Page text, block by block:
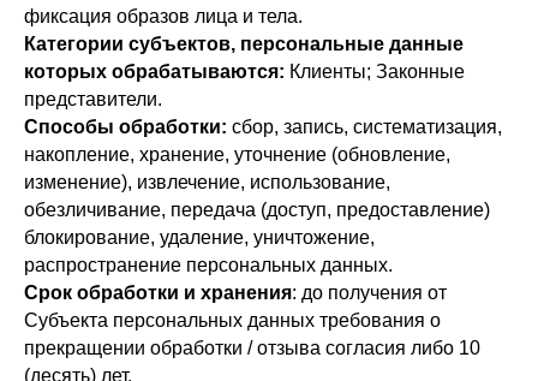
фиксация образов лица и тела.
Категории субъектов, персональные данные
которых обрабатываются: Клиенты; Законные
представители.
Способы обработки: сбор, запись, систематизация,
накопление, хранение, уточнение (обновление,
изменение), извлечение, использование,
обезличивание, передача (доступ, предоставление)
блокирование, удаление, уничтожение,
распространение персональных данных.
Срок обработки и хранения: до получения от
Субъекта персональных данных требования о
прекращении обработки / отзыва согласия либо 10
(десять) лет.